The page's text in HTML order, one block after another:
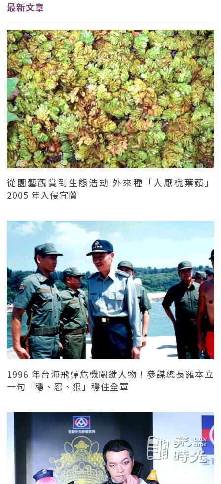
最新文章
從園藝觀賞到生態浩劫 外來種「人厭槐葉蘋」
2005 年入侵宜蘭
1996 年台海飛彈危機關鍵人物！參謀總長羅本立
一句「穩、忍、狠」穩住全軍